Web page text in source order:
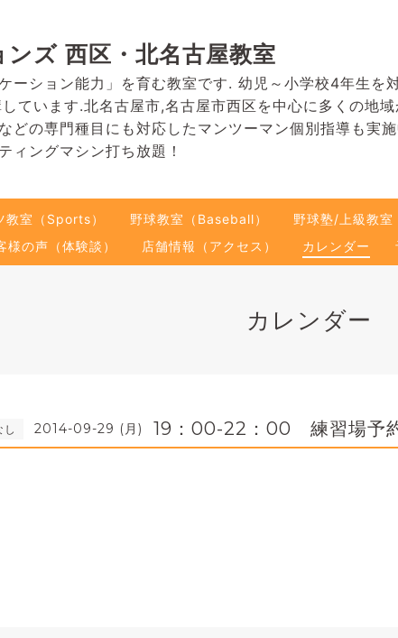
ズ 西区・北名古屋教室
ーション能力」を育む教室です. 幼児～小学校4年生を
ています.北名古屋市,名古屋市西区を中心に多くの地
どの専門種目にも対応したマンツーマン個別指導も実
ィングマシン打ち放題！
教室（Sports） 野球教室（Baseball） 野球塾/上級教室
様の声（体験談）
店舗情報（アクセス） カレンダー
カレンダー
し 2014-09-29 (月) 19：00-22：00 練習場予